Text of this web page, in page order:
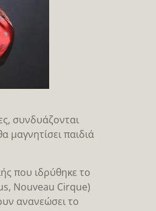
συνδυάζονται
μαγνητίσει παιδιά
που ιδρύθηκε το
Nouveau Cirque)
ανανεώσει το